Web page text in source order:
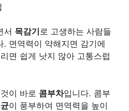
서 목감기 로 고생하는 사람들
. 면역력이 약해지면 감기에
면 쉽게 낫지 않아 고통스럽
이 바로 콤부차입니다. 콤부
이 풍부하여 면역력을 높이